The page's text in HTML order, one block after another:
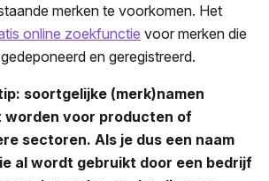
merken te voorkomen. Het
online zoekfunctie voor merken die
en geregistreerd.
soortgelijke (merk)namen
worden voor producten of
sectoren. Als je dus een naam
al wordt gebruikt door een bedrijf